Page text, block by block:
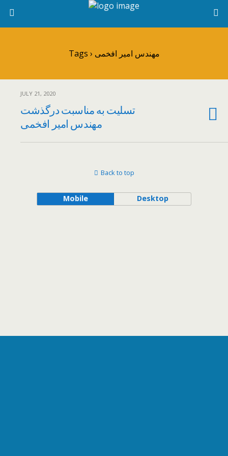
Tags › مهندس امیر افخمی
JULY 21, 2020
تسلیت به مناسبت درگذشت
مهندس امیر افخمی
Back to top
Mobile Desktop